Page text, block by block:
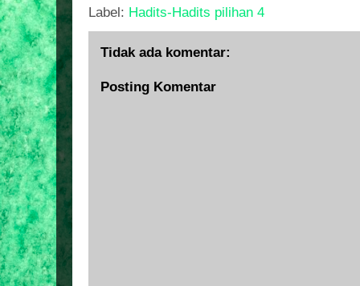
Label: Hadits-Hadits pilihan 4
Tidak ada komentar:
Posting Komentar